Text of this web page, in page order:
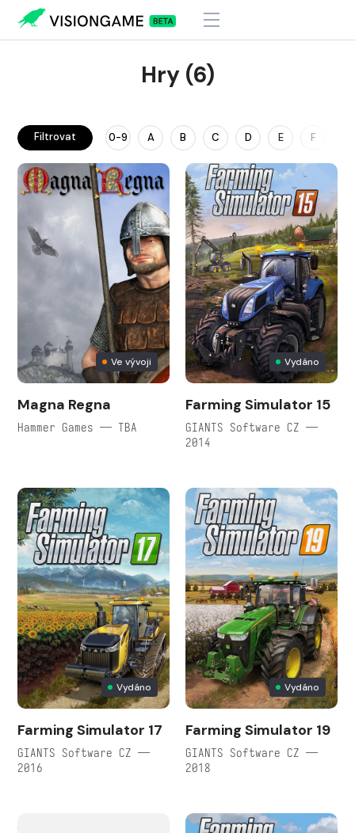
Hry (6)
Filtrovat 0-9 A B C D E F
Ve vývoji
Magna Regna
Hammer Games — TBA
Vydáno
Farming Simulator 15
GIANTS Software CZ —
2014
Vydáno
Farming Simulator 17
GIANTS Software CZ —
2016
Vydáno
Farming Simulator 19
GIANTS Software CZ —
2018